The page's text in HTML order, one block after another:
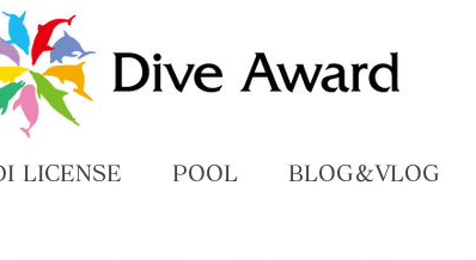
LICENSE POOL BLOG＆VLOG